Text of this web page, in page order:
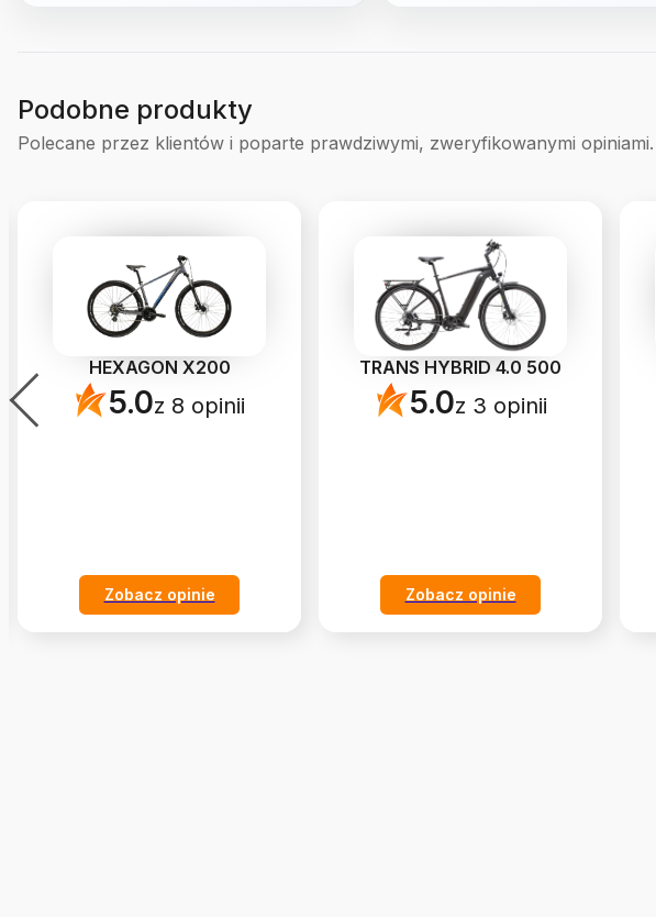
Podobne produkty
Polecane przez klientów i poparte prawdziwymi, zweryfikowanymi opiniami.
HEXAGON X200
5.0z 8 opinii
Zobacz opinie
TRANS HYBRID 4.0 500
5.0z 3 opinii
Zobacz opinie